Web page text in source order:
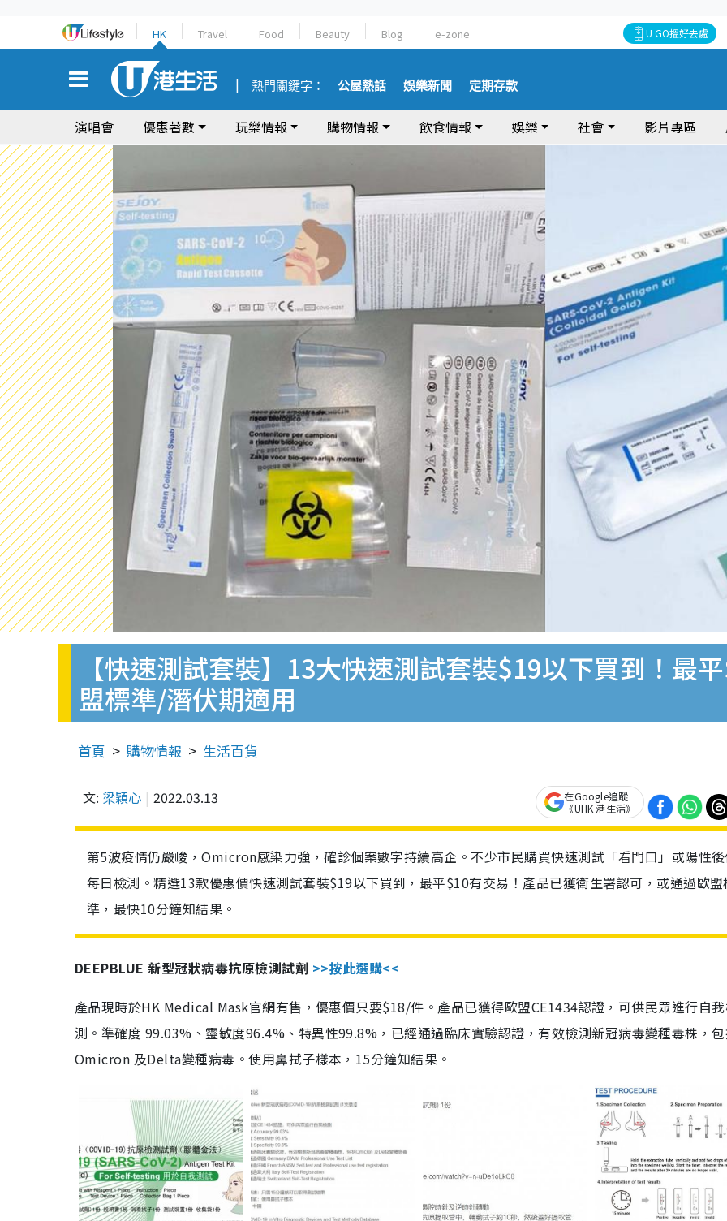
HK Travel Food Beauty Blog e-zone U GO搵好去處
熱門關鍵字： 公屋熱話 娛樂新聞 定期存款
演唱會 優惠著數 玩樂情報 購物情報 飲食情報 娛樂 社會 影片專區
【快速測試套裝】13大快速測試套裝$19以下買到！最
盟標準/潛伏期適用
首頁 購物情報 生活百貨
文: 梁穎心 2022.03.13
在Google追蹤
《UHK 港生活》
第5波疫情仍嚴峻，Omicron感染力強，確診個案數字持續高企。不少市民購買快速測試「看門口」或陽性
每日檢測。精選13款優惠價快速測試套裝$19以下買到，最平$10有交易！產品已獲衛生署認可，或通過歐盟
準，最快10分鐘知結果。
DEEPBLUE 新型冠狀病毒抗原檢測試劑 >>按此選購<<
產品現時於HK Medical Mask官網有售，優惠價只要$18/件。產品已獲得歐盟CE1434認證，可供民眾進行自
測。準確度 99.03%、靈敏度96.4%、特異性99.8%，已經通過臨床實驗認證，有效檢測新冠病毒變種毒株，
Omicron 及Delta變種病毒。使用鼻拭子樣本，15分鐘知結果。